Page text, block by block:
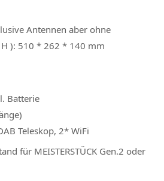
Antennen aber ohne
): 510 * 262 * 140 mm
Batterie
Teleskop, 2* WiFi
für MEISTERSTÜCK Gen.2 oder